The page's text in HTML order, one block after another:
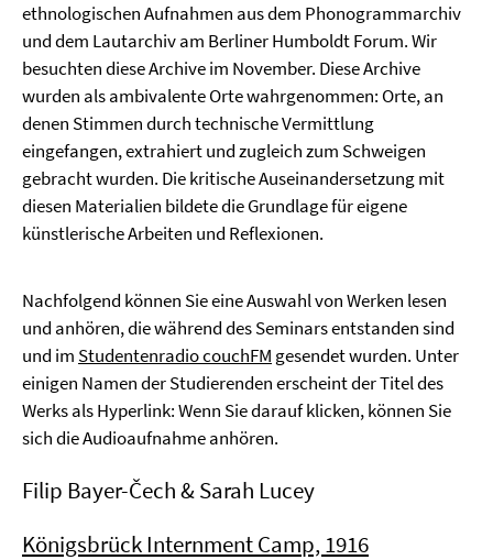
ethnologischen Aufnahmen aus dem Phonogrammarchiv
und dem Lautarchiv am Berliner Humboldt Forum. Wir
besuchten diese Archive im November. Diese Archive
wurden als ambivalente Orte wahrgenommen: Orte, an
denen Stimmen durch technische Vermittlung
eingefangen, extrahiert und zugleich zum Schweigen
gebracht wurden. Die kritische Auseinandersetzung mit
diesen Materialien bildete die Grundlage für eigene
künstlerische Arbeiten und Reflexionen.
Nachfolgend können Sie eine Auswahl von Werken lesen
und anhören, die während des Seminars entstanden sind
und im Studentenradio couchFM gesendet wurden. Unter
einigen Namen der Studierenden erscheint der Titel des
Werks als Hyperlink: Wenn Sie darauf klicken, können Sie
sich die Audioaufnahme anhören.
Filip Bayer-Čech & Sarah Lucey
Königsbrück Internment Camp, 1916